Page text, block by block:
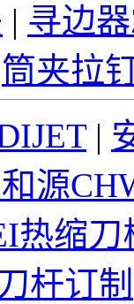
| 寻边
筒夹拉
|
源
热缩刀
杆订制